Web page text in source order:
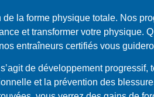
la forme physique totale. Nos
et transformer votre physique.
entraîneurs certifiés vous
de développement progressif,
et la prévention des